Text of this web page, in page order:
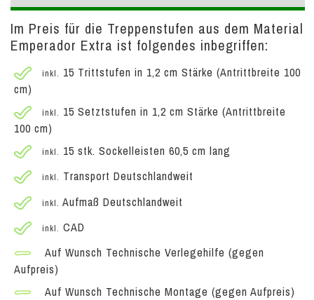
Im Preis für die Treppenstufen aus dem Material
Emperador Extra ist folgendes inbegriffen:
inkl. 15 Trittstufen in 1,2 cm Stärke (Antrittbreite 100
cm)
inkl. 15 Setztstufen in 1,2 cm Stärke (Antrittbreite
100 cm)
inkl. 15 stk. Sockelleisten 60,5 cm lang
inkl. Transport Deutschlandweit
inkl. Aufmaß Deutschlandweit
inkl. CAD
Auf Wunsch Technische Verlegehilfe (gegen
Aufpreis)
Auf Wunsch Technische Montage (gegen Aufpreis)